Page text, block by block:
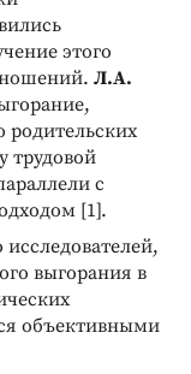
этого
Л.А.
родительских
трудовой
с
[1].
выгорания в
объективными